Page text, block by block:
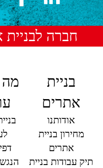
חברה
בניית
אתרים
אודותנו
מחירון בניית
אתרים
תיק עבודות בניית
מה